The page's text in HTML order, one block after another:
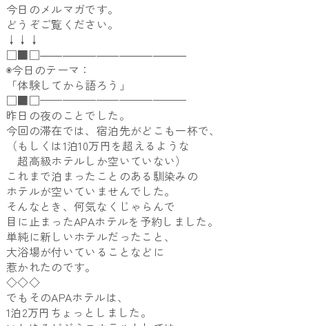
今日のメルマガです。
どうぞご覧ください。
↓↓↓
□■□―――――――――――――
◉今日のテーマ：
「体験してから語ろう」
□■□—————————————
昨日の夜のことでした。
今回の滞在では、宿泊先がどこも一杯で、
（もしくは1泊10万円を超えるような
超高級ホテルしか空いていない）
これまで泊まったことのある馴染みの
ホテルが空いていませんでした。
そんなとき、何気なくじゃらんで
目に止まったAPAホテルを予約しました。
単純に新しいホテルだったこと、
大浴場が付いていることなどに
惹かれたのです。
◇◇◇
でもそのAPAホテルは、
1泊2万円ちょっとしました。